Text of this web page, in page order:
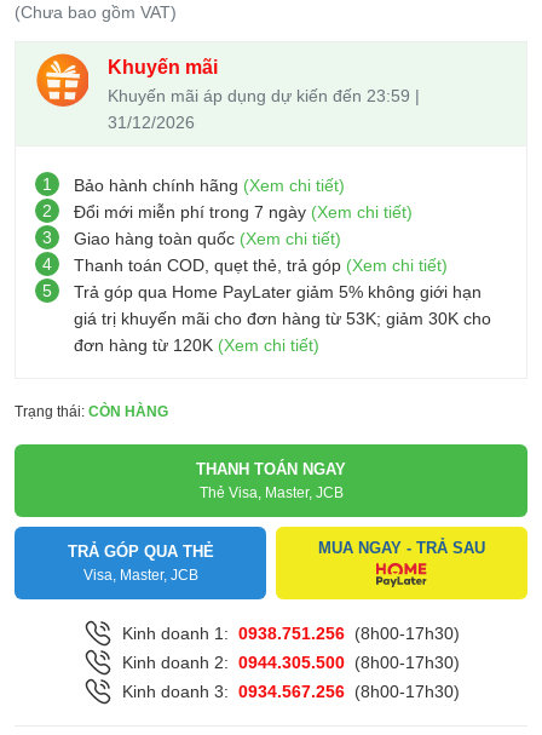
(Chưa bao gồm VAT)
Khuyến mãi
Khuyến mãi áp dụng dự kiến đến 23:59 |
31/12/2026
1 Bảo hành chính hãng (Xem chi tiết)
2
Đổi mới miễn phí trong 7 ngày (Xem chi tiết)
3
Giao hàng toàn quốc (Xem chi tiết)
4
Thanh toán COD, quẹt thẻ, trả góp (Xem chi tiết)
5
Trả góp qua Home PayLater giảm 5% không giới hạn
giá trị khuyến mãi cho đơn hàng từ 53K; giảm 30K cho
đơn hàng từ 120K (Xem chi tiết)
Trạng thái: CÒN HÀNG
THANH TOÁN NGAY
Thẻ Visa, Master, JCB
TRẢ GÓP QUA THẺ
Visa, Master, JCB
MUA NGAY - TRẢ SAU
Kinh doanh 1: 0938.751.256 (8h00-17h30)
Kinh doanh 2: 0944.305.500 (8h00-17h30)
Kinh doanh 3: 0934.567.256 (8h00-17h30)